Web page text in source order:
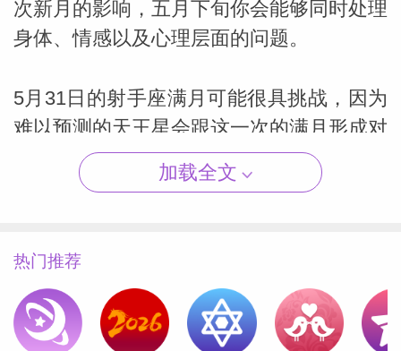
（Susan
次新月的影响，五月下旬你会能够同时处理
身体、情感以及心理层面的问题。
5月31日的射手座满月可能很具挑战，因为
难以预测的天王星会跟这一次的满月形成对
冲，这可能会揭露出一些让你吃惊甚至是震
惊的事实，可能是跟你的感情对象或者商业
你在这一次满月获得的新信息可能会让你重
新考虑是否要继续这段关系。不过，这次满
月期间也会有一些友好的相位，所以如果这
加载全文
热门推荐